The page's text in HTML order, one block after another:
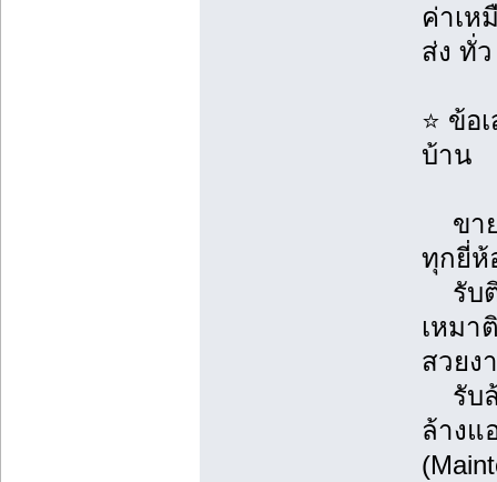
ค่าเห
ส่ง ทั่
⭐ ข้อ
บ้าน
ขาย
ทุกยี่ห้
รับติ
เหมา
สวยง
รับล้
ล้างแ